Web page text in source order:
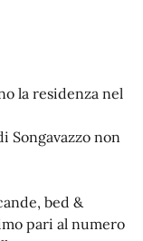
la residenza nel
Songavazzo non
bed &
pari al numero